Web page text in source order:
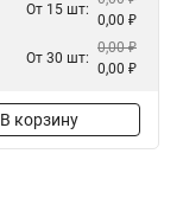
От 15 шт:
0,00 ₽
От 30 шт:
0,00 ₽
0,00 ₽
В корзину